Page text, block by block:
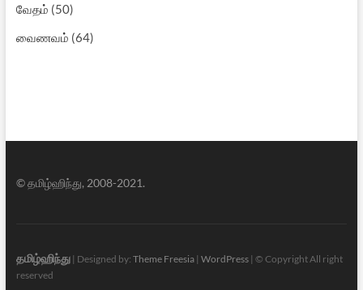
வேதம் (50)
வைணவம் (64)
© தமிழ்ஹிந்து, 2008-2021.
தமிழ்ஹிந்து| Designed by: Theme Freesia| WordPress| © Copyright All right
reserved